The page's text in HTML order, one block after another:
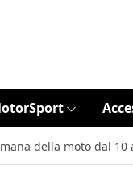
della moto dal 10